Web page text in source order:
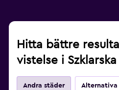
Hitta bättre
vistelse i
Andra städer Alternativa